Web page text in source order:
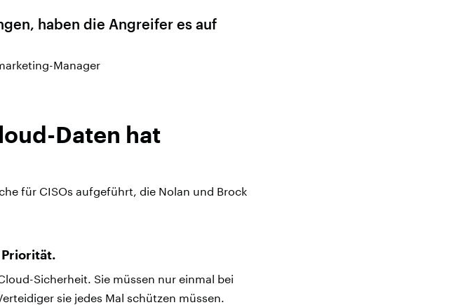
haben die Angreifer es auf
Manager
Daten hat
für CISOs aufgeführt, die Nolan und Brock
Sicherheit. Sie müssen nur einmal bei
sie jedes Mal schützen müssen.